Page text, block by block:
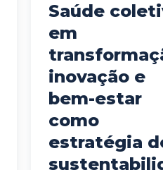
Saúde
em
inovação e
bem-estar
como
estratégia